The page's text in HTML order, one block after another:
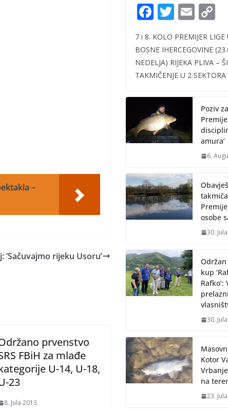
–
‘Sačuvajmo rijeku Usoru’
prvenstvo
FBiH za mlađe
U-14, U-18,
23
8. Jula 2013.
F
e
b
o
o
k
T
itt
er
E
ai
l
p
y
Li
k
7 i 8. KOLO PREMIJER LIGE
BOSNE IHERCEGOVINE
NEDELJA) RIJEKA PLIVA –
TAKMIČENJE U 2 SEKTORA
Poziv
amura’
6.
osobe
30.
kup
30.
Kotor
na
23.